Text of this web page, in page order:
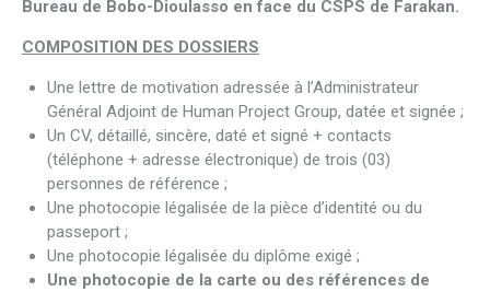
Bureau de Bobo-Dioulasso en face du CSPS de Farakan.
COMPOSITION DES DOSSIERS
Une lettre de motivation adressée à l’Administrateur
Général Adjoint de Human Project Group, datée et signée ;
Un CV, détaillé, sincère, daté et signé + contacts
(téléphone + adresse électronique) de trois (03)
personnes de référence ;
Une photocopie légalisée de la pièce d’identité ou du
passeport ;
Une photocopie légalisée du diplôme exigé ;
Une photocopie de la carte ou des références de